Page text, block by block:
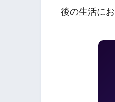
後の生活に